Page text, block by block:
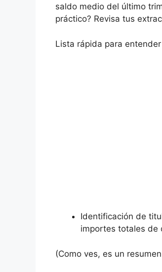
saldo medio del último
práctico? Revisa tus
Lista rápida para
Identificación de
importes totales de
(Como ves, es un